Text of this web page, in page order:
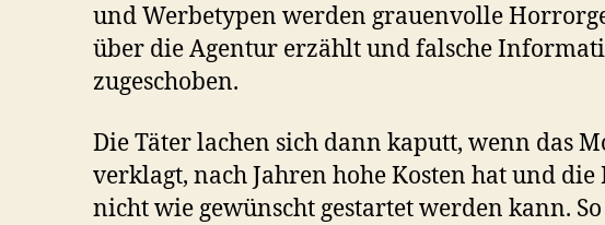
und Werbetypen werden grauenvolle
über die Agentur erzählt und falsche
zugeschoben.
Die Täter lachen sich dann kaputt, wenn das
verklagt, nach Jahren hohe Kosten hat und
nicht wie gewünscht gestartet werden kann. So